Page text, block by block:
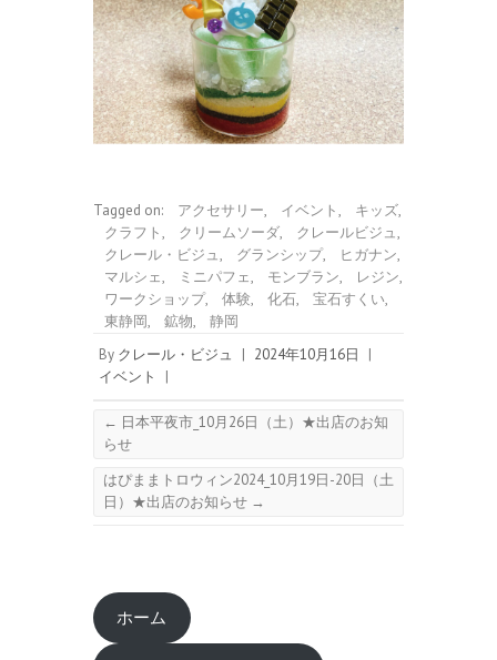
Tagged on: アクセサリー, イベント, キッズ,
クラフト, クリームソーダ, クレールビジュ,
クレール・ビジュ, グランシップ, ヒガナン,
マルシェ, ミニパフェ, モンブラン, レジン,
ワークショップ, 体験, 化石, 宝石すくい,
東静岡, 鉱物,
静岡
By クレール・ビジュ | 2024年10月16日
|
イベント
|
← 日本平夜市_10月26日（土）★出店のお知
らせ
はぴままトロウィン2024_10月19日-20日（土
日）★出店のお知らせ →
ホーム